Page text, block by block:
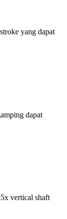
yang dapat
dapat
vertical shaft